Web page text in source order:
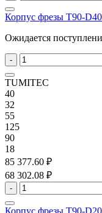
Корпус фрезы T90-
Ожидается
-
TUMITEC
40
32
55
125
90
18
85 377.60 ₽
68 302.08 ₽
-